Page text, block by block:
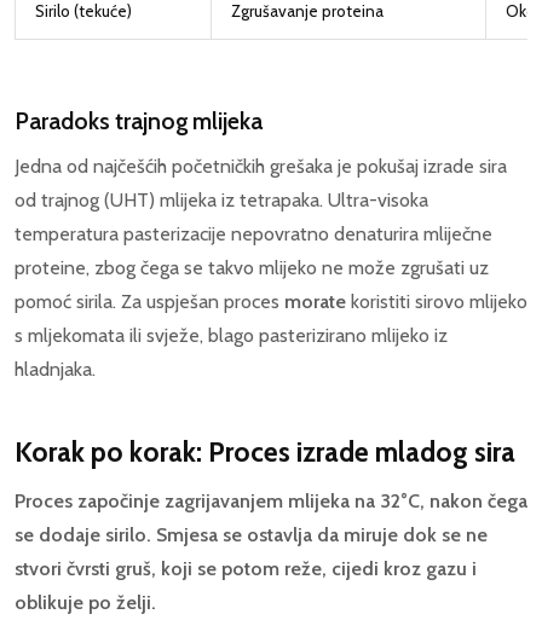
Sirilo (tekuće) Zgrušavanje proteina Oko
Paradoks trajnog mlijeka
Jedna od najčešćih početničkih grešaka je pokušaj izrade sira
od trajnog (UHT) mlijeka iz tetrapaka. Ultra-visoka
temperatura pasterizacije nepovratno denaturira mliječne
proteine, zbog čega se takvo mlijeko ne može zgrušati uz
pomoć sirila. Za uspješan proces morate koristiti sirovo mlijeko
s mljekomata ili svježe, blago pasterizirano mlijeko iz
hladnjaka.
Korak po korak: Proces izrade mladog sira
Proces započinje zagrijavanjem mlijeka na 32°C, nakon čega
se dodaje sirilo. Smjesa se ostavlja da miruje dok se ne
stvori čvrsti gruš, koji se potom reže, cijedi kroz gazu i
oblikuje po želji.